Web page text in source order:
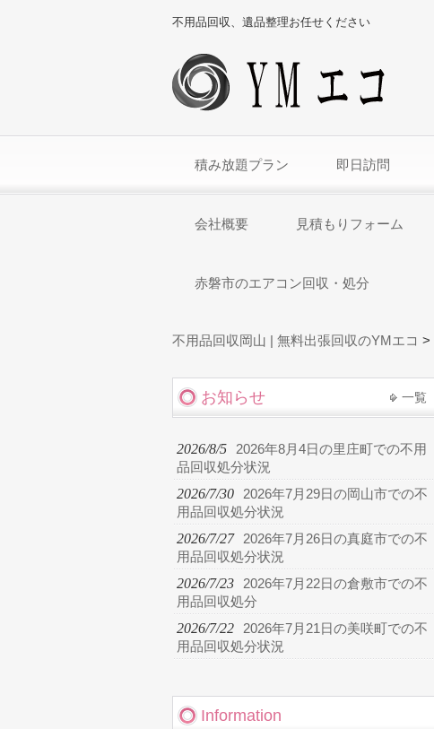
不用品回収、遺品整理お任せください
積み放題プラン 即日訪問
会社概要 見積もりフォーム
赤磐市のエアコン回収・処分
不用品回収岡山 | 無料出張回収のYMエコ >
お知らせ 一覧
2026/8/5
2026年8月4日の里庄町での不用
品回収処分状況
2026/7/30
2026年7月29日の岡山市での不
用品回収処分状況
2026/7/27
2026年7月26日の真庭市での不
用品回収処分状況
2026/7/23
2026年7月22日の倉敷市での不
用品回収処分
2026/7/22
2026年7月21日の美咲町での不
用品回収処分状況
Information